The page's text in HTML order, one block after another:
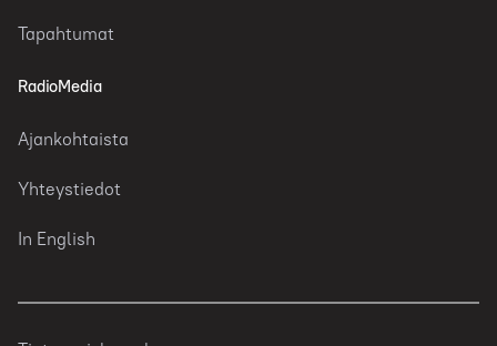
Tapahtumat
RadioMedia
Ajankohtaista
Yhteystiedot
In English